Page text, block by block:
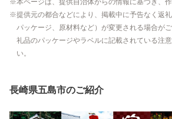
本ページは、提供自治体からの情報に基づき、作
提供元の都合などにより、掲載中に予告なく返
パッケージ、原材料など）が変更される場合が
礼品のパッケージやラベルに記載されている注
い。
長崎県五島市のご紹介